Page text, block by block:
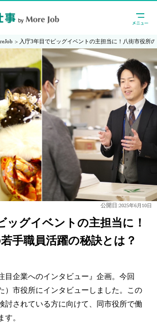
入庁3年目でビッグイベントの主担当に！八街市役所
公開日:2025年6月10日
ッグイベントの主担当に！
手職員活躍の秘訣とは？
目企業へのインタビュー』企画。今回
）市役所にインタビューしました。この
討されている方に向けて、同市役所で働
す。